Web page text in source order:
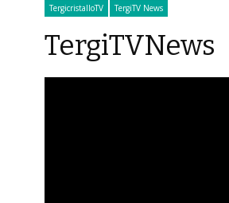
TergicristalloTV TergiTV News
TergiTVNews